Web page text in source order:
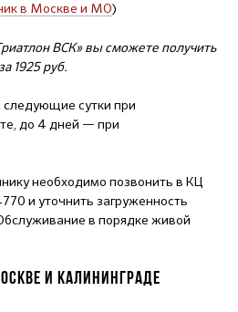
в Москве и МО)
ВСК» вы сможете получить
1925 руб.
следующие сутки при
до 4 дней — при
необходимо позвонить в КЦ
и уточнить загруженность
в порядке живой
И КАЛИНИНГРАДЕ